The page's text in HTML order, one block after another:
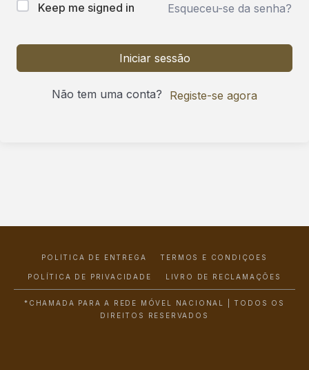
Keep me signed in Esqueceu-se da senha?
Iniciar sessão
Não tem uma conta? Registe-se agora
POLÍTICA DE ENTREGA TERMOS E CONDIÇÕES
POLÍTICA DE PRIVACIDADE LIVRO DE RECLAMAÇÕES
*CHAMADA PARA A REDE MÓVEL NACIONAL | TODOS OS
DIREITOS RESERVADOS